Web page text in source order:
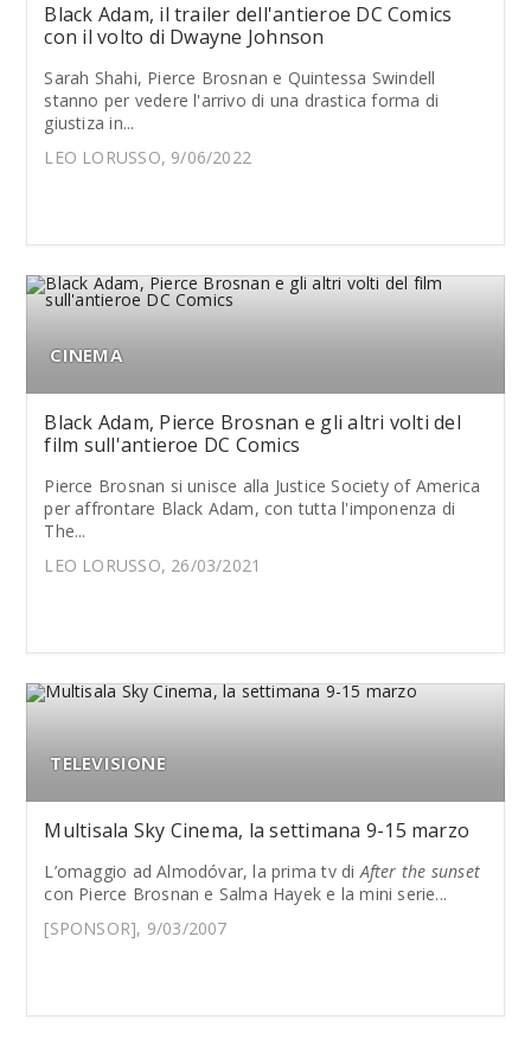
Black Adam, il trailer dell'antieroe DC Comics
con il volto di Dwayne Johnson
Sarah Shahi, Pierce Brosnan e Quintessa Swindell
stanno per vedere l'arrivo di una drastica forma di
giustiza in...
LEO LORUSSO, 9/06/2022
CINEMA
Black Adam, Pierce Brosnan e gli altri volti del
film sull'antieroe DC Comics
Pierce Brosnan si unisce alla Justice Society of America
per affrontare Black Adam, con tutta l'imponenza di
The...
LEO LORUSSO, 26/03/2021
TELEVISIONE
Multisala Sky Cinema, la settimana 9-15 marzo
L’omaggio ad Almodóvar, la prima tv diAfter the sunset
con Pierce Brosnan e Salma Hayek e la mini serie...
[SPONSOR], 9/03/2007